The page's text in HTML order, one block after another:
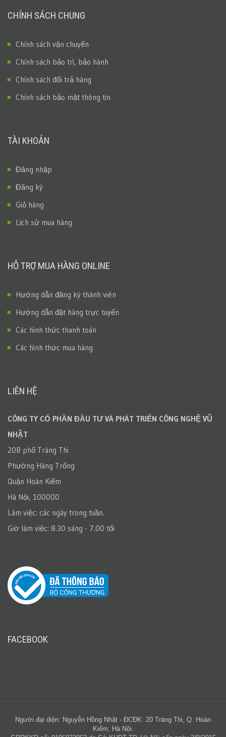
CHÍNH SÁCH CHUNG
Chính sách vận chuyển
Chính sách bảo trì, bảo hành
Chính sách đổi trả hàng
Chính sách bảo mật thông tin
TÀI KHOẢN
Đăng nhập
Đăng ký
Giỏ hàng
Lịch sử mua hàng
HỖ TRỢ MUA HÀNG ONLINE
Hướng dẫn đăng ký thành viên
Hướng dẫn đặt hàng trực tuyến
Các hình thức thanh toán
Các hình thức mua hàng
LIÊN HỆ
CÔNG TY CỔ PHẦN ĐẦU TƯ VÀ PHÁT TRIỂN CÔNG NGHỆ VŨ
NHẬT
20B phố Tràng Thi
Phường Hàng Trống
Quận Hoàn Kiếm
Hà Nội, 100000
Làm việc: các ngày trong tuần.
Giờ làm việc: 8.30 sáng - 7.00 tối
FACEBOOK
Người đại diện: Nguyễn Hồng Nhật - ĐCĐK: 20 Tràng Thi, Q. Hoàn
Kiếm, Hà Nội.